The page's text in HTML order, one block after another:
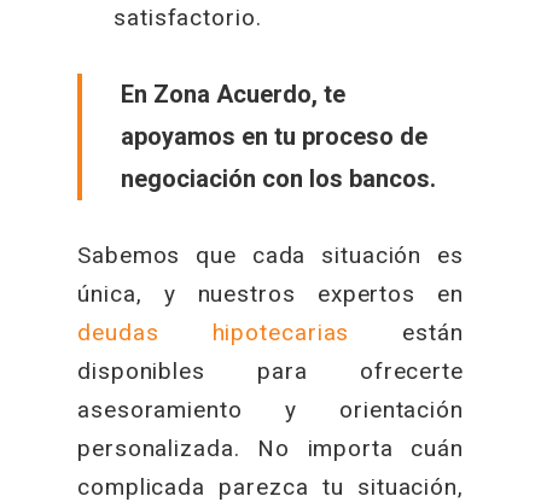
satisfactorio.
En Zona Acuerdo, te
apoyamos en tu proceso de
negociación con los bancos.
Sabemos que cada situación es
única, y nuestros expertos en
deudas hipotecarias
están
disponibles para ofrecerte
asesoramiento y orientación
personalizada. No importa cuán
complicada parezca tu situación,